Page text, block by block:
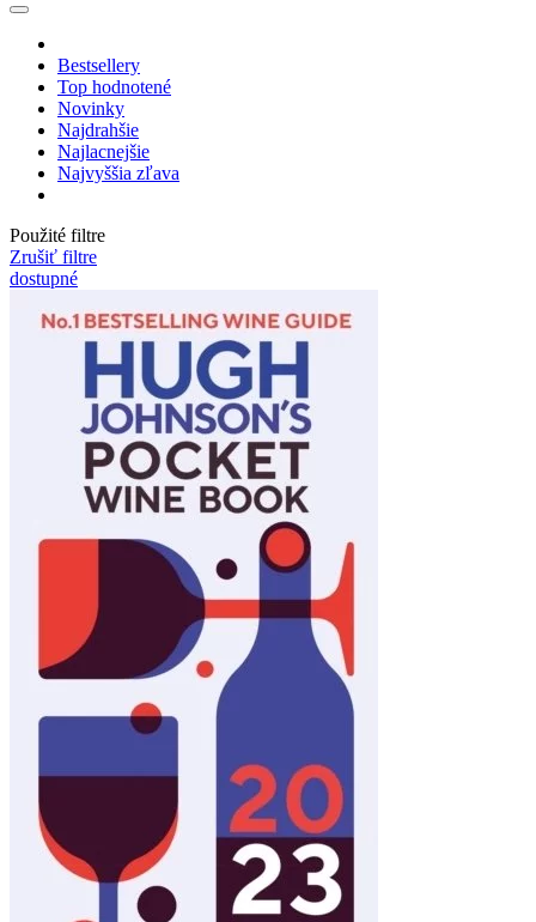
Bestsellery
Top hodnotené
Novinky
Najdrahšie
Najlacnejšie
Najvyššia zľava
Použité filtre
Zrušiť filtre
dostupné